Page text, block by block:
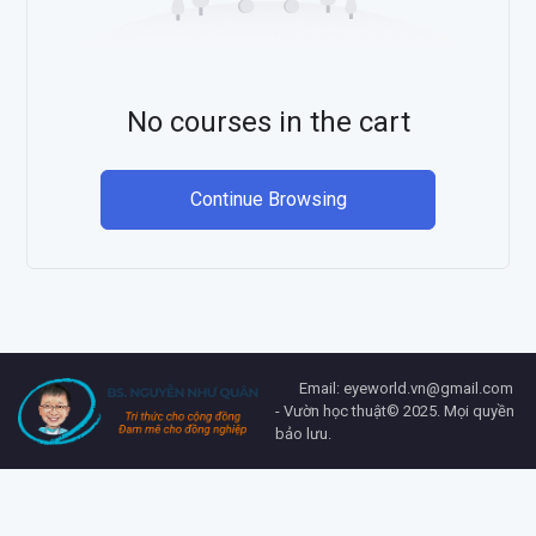
No courses in the cart
Continue Browsing
Email: eyeworld.vn@gmail.com
- Vườn học thuật© 2025. Mọi quyền
bảo lưu.